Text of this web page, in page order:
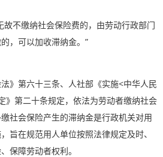
故不缴纳社会保险费的，由劳动行政部门
，可以加收滞纳金。”
》第六十三条、人社部《实施<中华人民
》第二十条规定，依法为劳动者缴纳社会
社会保险产生的滞纳金是行政机关对用
旨在规范用人单位按照法律规定及时、
保障劳动者权利。